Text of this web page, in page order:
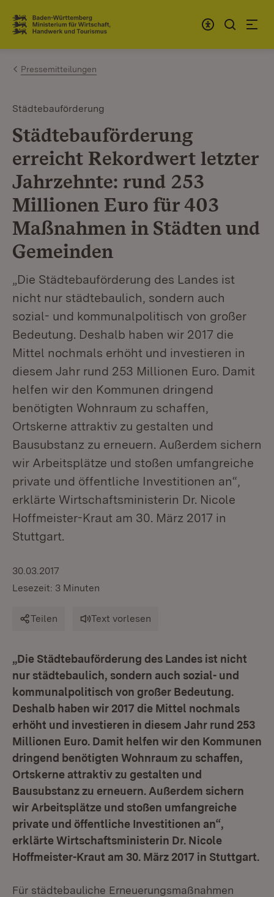
Zum Inhalt springen
Link zur Startseite
Pressemitteilungen
Städtebauförderung
Städtebauförderung
erreicht Rekordwert letzter
Jahrzehnte: rund 253
Millionen Euro für 403
Maßnahmen in Städten und
Gemeinden
„Die Städtebauförderung des Landes ist
nicht nur städtebaulich, sondern auch
sozial- und kommunalpolitisch von großer
Bedeutung. Deshalb haben wir 2017 die
Mittel nochmals erhöht und investieren in
diesem Jahr rund 253 Millionen Euro. Damit
helfen wir den Kommunen dringend
benötigten Wohnraum zu schaffen,
Ortskerne attraktiv zu gestalten und
Bausubstanz zu erneuern. Außerdem sichern
wir Arbeitsplätze und stoßen umfangreiche
private und öffentliche Investitionen an“,
erklärte Wirtschaftsministerin Dr. Nicole
Hoffmeister-Kraut am 30. März 2017 in
Stuttgart.
30.03.2017
Lesezeit: 3 Minuten
Teilen Text vorlesen
„Die Städtebauförderung des Landes ist nicht
nur städtebaulich, sondern auch sozial- und
kommunalpolitisch von großer Bedeutung.
Deshalb haben wir 2017 die Mittel nochmals
erhöht und investieren in diesem Jahr rund 253
Millionen Euro. Damit helfen wir den Kommunen
dringend benötigten Wohnraum zu schaffen,
Ortskerne attraktiv zu gestalten und
Bausubstanz zu erneuern. Außerdem sichern
wir Arbeitsplätze und stoßen umfangreiche
private und öffentliche Investitionen an“,
erklärte Wirtschaftsministerin Dr. Nicole
Hoffmeister-Kraut am 30. März 2017 in Stuttgart.
Für städtebauliche Erneuerungsmaßnahmen